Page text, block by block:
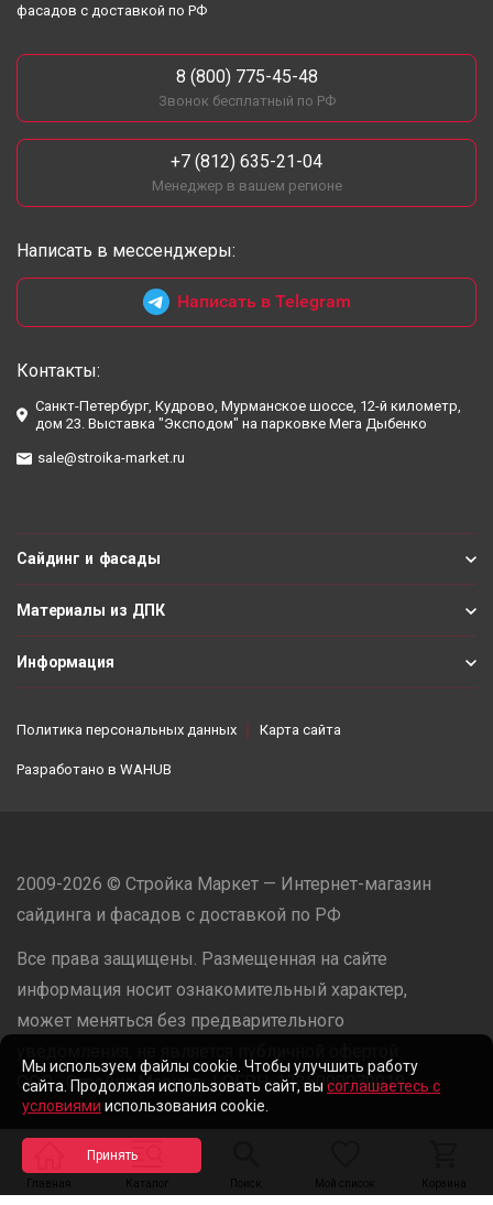
Главная Каталог Поиск Мой список Корзина
фасадов с доставкой по РФ
8 (800) 775-45-48
Звонок бесплатный по РФ
+7 (812) 635-21-04
Менеджер в вашем регионе
Написать в мессенджеры:
Написать в Telegram
Контакты:
Санкт-Петербург, Кудрово, Мурманское шоссе, 12-й километр,
дом 23. Выставка "Эксподом" на парковке Мега Дыбенко
sale@stroika-market.ru
Сайдинг и фасады
Материалы из ДПК
Информация
Политика персональных данных Карта сайта
Разработано в WAHUB
2009-2026 © Стройка Маркет — Интернет-магазин
сайдинга и фасадов с доставкой по РФ
Все права защищены. Размещенная на сайте
информация носит ознакомительный характер,
может меняться без предварительного
ООО «Стройка Маркет» | ОГРН: 1235000079918
Разработано в
Мы используем файлы cookie. Чтобы улучшить работу
сайта. Продолжая использовать сайт, вы соглашаетесь с
условиями использования cookie.